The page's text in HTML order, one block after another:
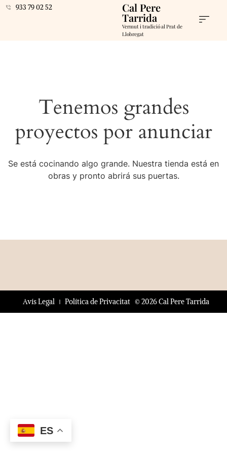
933 79 02 52 Cal Pere
Tarrida
Vermut i tradició al Prat de
Llobregat
Tenemos grandes
proyectos por anunciar
Se está cocinando algo grande. Nuestra tienda está en
obras y pronto abrirá sus puertas.
© 2026 Cal Pere Tarrida
Avís Legal Política de Privacitat
ES